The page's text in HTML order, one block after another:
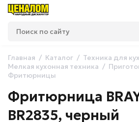
Главная Каталог
Техника для
Мелкая кухонная техника
Фритюрницы
Фритюрница
BR2835, черный